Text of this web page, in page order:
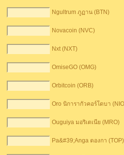
Ngultrum ภูฏาน (BTN)
Novacoin (NVC)
Nxt (NXT)
OmiseGO (OMG)
Orbitcoin (ORB)
Oro นิการากัวคอร์โดบา
Ouguiya มอริเตเนีย (MRO)
Pa&#39;Anga ตอ​​งกา (TOP)